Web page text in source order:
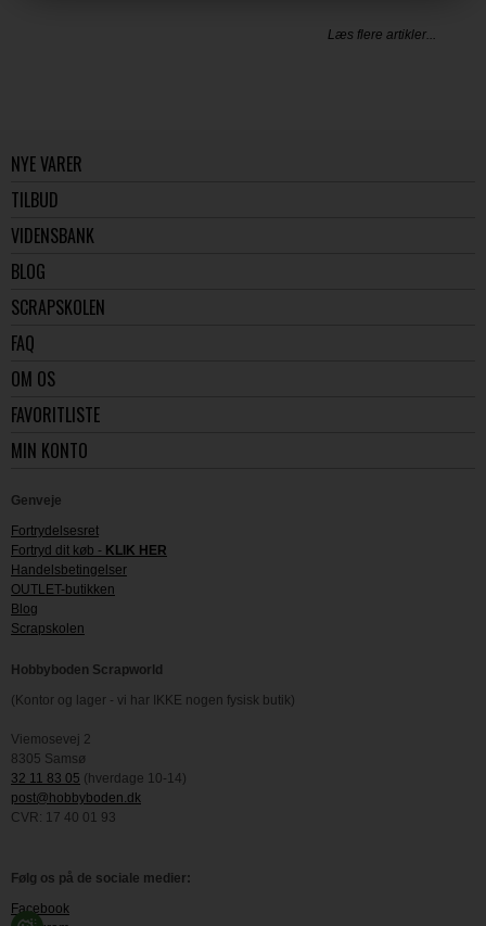
Læs flere artikler...
NYE VARER
TILBUD
VIDENSBANK
BLOG
SCRAPSKOLEN
FAQ
OM OS
FAVORITLISTE
MIN KONTO
Genveje
Fortrydelsesret
Fortryd dit køb - KLIK HER
Handelsbetingelser
OUTLET-butikken
Blog
Scrapskolen
Hobbyboden Scrapworld
(Kontor og lager - vi har IKKE nogen fysisk butik)
Viemosevej 2
8305 Samsø
32 11 83 05 (hverdage 10-14)
post@hobbyboden.dk
CVR: 17 40 01 93
Følg os på de sociale medier:
Facebook